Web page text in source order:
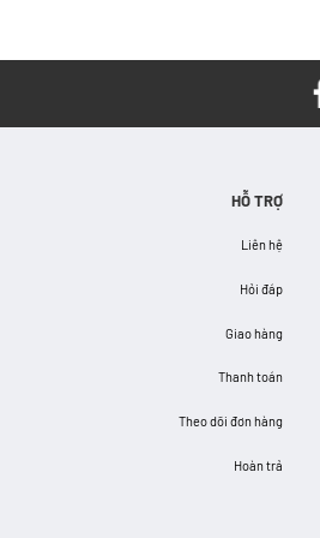
HỖ TRỢ
Liên hệ
Hỏi đáp
Giao hàng
Thanh toán
Theo dõi đơn hàng
Hoàn trả